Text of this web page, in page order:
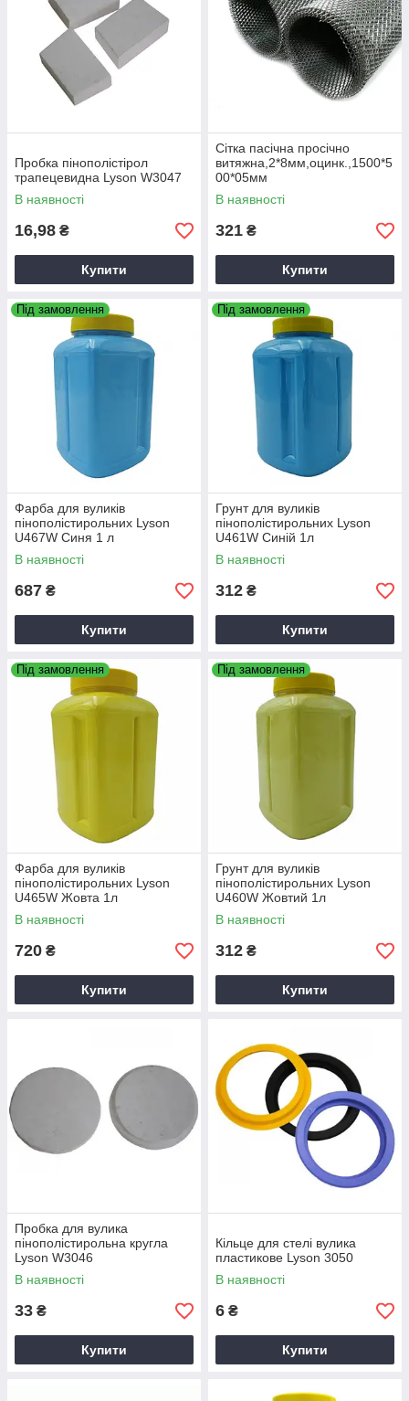
Пробка пінополістірол
трапецевидна Lyson W3047
В наявності
16,98 ₴
Купити
Сітка пасічна просічно
витяжна,2*8мм,оцинк.,1500*5
00*05мм
В наявності
321 ₴
Купити
Під замовлення
Фарба для вуликів
пінополістирольних Lyson
U467W Синя 1 л
В наявності
687 ₴
Купити
Під замовлення
Грунт для вуликів
пінополістирольних Lyson
U461W Синій 1л
В наявності
312 ₴
Купити
Під замовлення
Фарба для вуликів
пінополістирольних Lyson
U465W Жовта 1л
В наявності
720 ₴
Купити
Під замовлення
Грунт для вуликів
пінополістирольних Lyson
U460W Жовтий 1л
В наявності
312 ₴
Купити
Пробка для вулика
пінополістирольна кругла
Lyson W3046
В наявності
33 ₴
Купити
Кільце для стелі вулика
пластикове Lyson 3050
В наявності
6 ₴
Купити